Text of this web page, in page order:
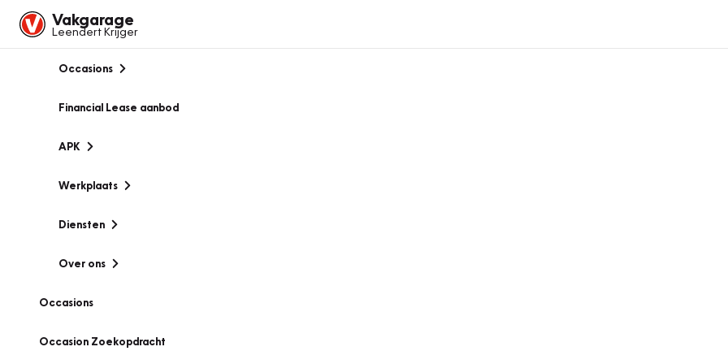
Vakgarage
Leendert Krijger
Occasions
Financial Lease aanbod
APK
Werkplaats
Diensten
Over ons
Occasions
Occasion Zoekopdracht